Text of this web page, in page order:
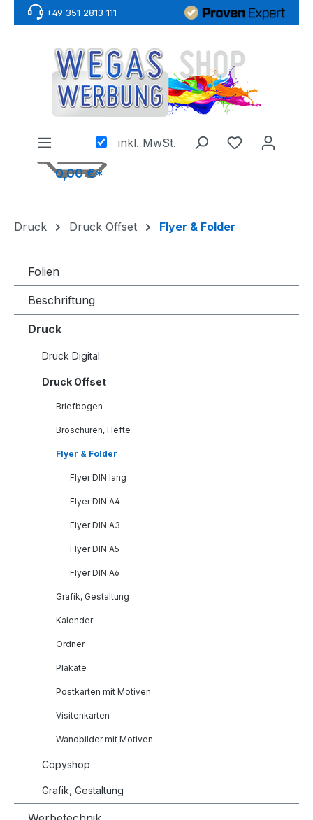
Zum Hauptinhalt springen
+49 351 2813 111
inkl. MwSt.
0,00 €*
Druck Druck Offset Flyer & Folder
Folien
Beschriftung
Druck
Druck Digital
Druck Offset
Briefbogen
Broschüren, Hefte
Flyer & Folder
Flyer DIN lang
Flyer DIN A4
Flyer DIN A3
Flyer DIN A5
Flyer DIN A6
Grafik, Gestaltung
Kalender
Ordner
Plakate
Postkarten mit Motiven
Visitenkarten
Wandbilder mit Motiven
Copyshop
Grafik, Gestaltung